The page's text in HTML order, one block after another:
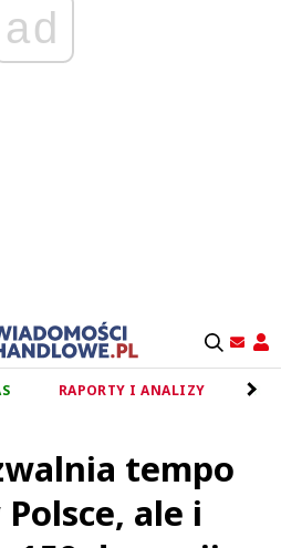
ad
RAPORTY I ANALIZY
tempo
ale i